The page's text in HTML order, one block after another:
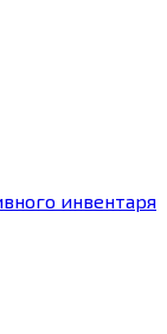
инвентаря